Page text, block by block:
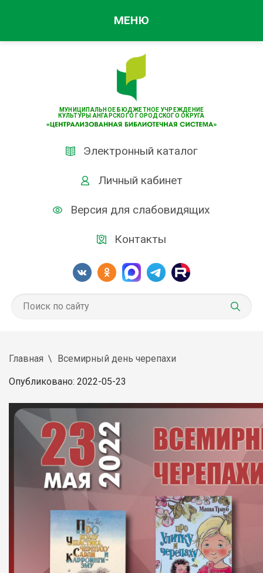
МУНИЦИПАЛЬНОЕ БЮДЖЕТНОЕ УЧРЕЖДЕНИЕ
КУЛЬТУРЫ АНГАРСКОГО ГОРОДСКОГО ОКРУГА
Электронный каталог
Личный кабинет
Версия для слабовидящих
Контакты
МЕНЮ
Главная Всемирный день черепахи
Опубликовано: 2022-05-23